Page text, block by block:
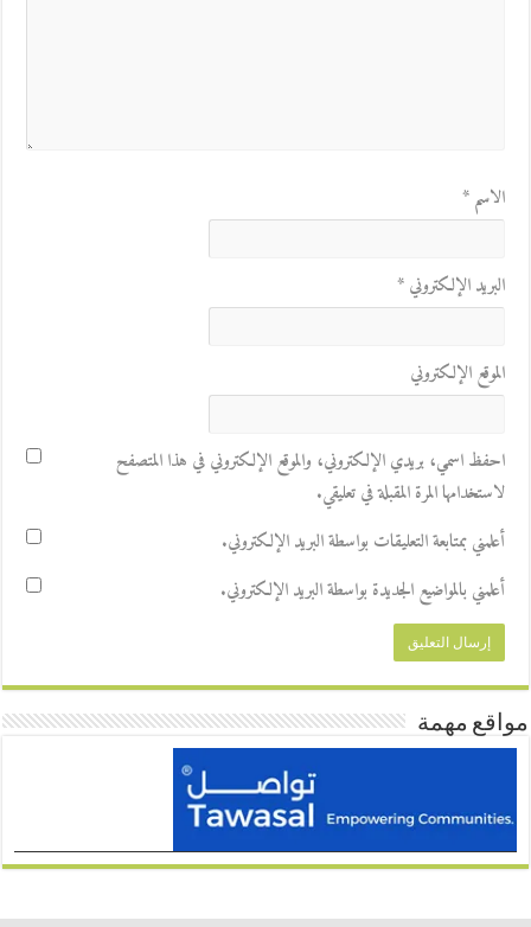
الاسم*
البريد الإلكتروني*
الموقع الإلكتروني
احفظ اسمي، بريدي الإلكتروني، والموقع الإلكتروني في هذا المتصفح
لاستخدامها المرة المقبلة في تعليقي.
أعلمني بمتابعة التعليقات بواسطة البريد الإلكتروني.
أعلمني بالمواضيع الجديدة بواسطة البريد الإلكتروني.
مواقع مهمة